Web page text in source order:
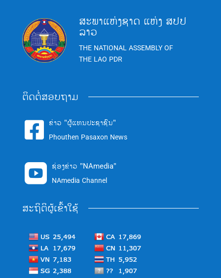
ສະພາແຫ່ງຊາດ ແຫ່ງ ສປປ
ລາວ
THE NATIONAL ASSEMBLY OF
THE LAO PDR
ຕິດຕໍ່ສອບຖາມ
 ຂ່າວ "ຜູ້ແທນປະຊາຊົນ"
Phouthen Pasaxon News
 ຊ່ອງຂ່າວ "NAmedia"
NAmedia Channel
ສະຖິຕິຜູ້ເຂົ້າໃຊ້